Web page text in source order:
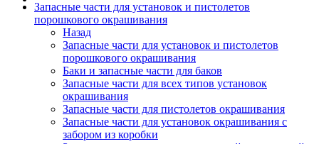
Запасные части для установок и пистолетов
порошкового окрашивания
Назад
Запасные части для установок и пистолетов
порошкового окрашивания
Баки и запасные части для баков
Запасные части для всех типов установок
окрашивания
Запасные части для пистолетов окрашивания
Запасные части для установок окрашивания с
забором из коробки